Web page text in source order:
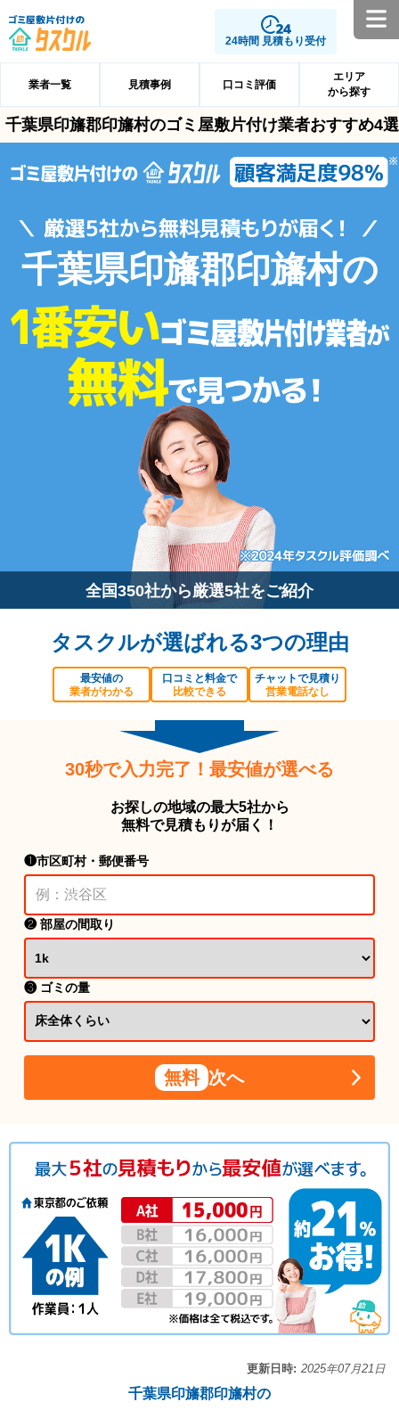
24時間 見積もり受付
業者一覧 見積事例 口コミ評価
エリア
から探す
千葉県印旛郡印旛村のゴミ屋敷片付け業者おすすめ4選
千葉県印旛郡印旛村の
全国350社から厳選5社をご紹介
タスクルが選ばれる3つの理由
最安値の
業者がわかる
口コミと料金で
比較できる
チャットで見積り
営業電話なし
30秒で入力完了！最安値が選べる
お探しの地域の最大5社から
無料で見積もりが届く！
❶市区町村・郵便番号
❷ 部屋の間取り
❸ ゴミの量
無料 次へ
更新日時: 2025年07月21日
千葉県印旛郡印旛村の